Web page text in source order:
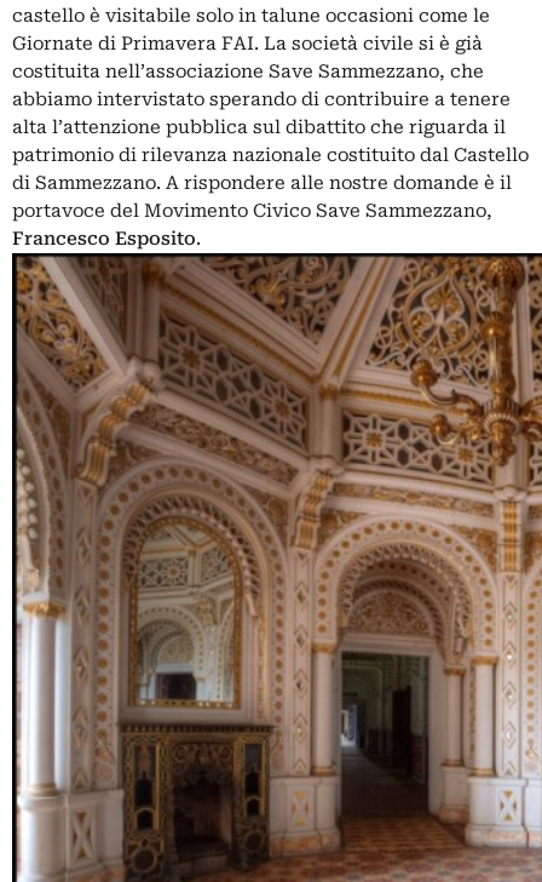
castello è visitabile solo in talune occasioni come le
Giornate di Primavera FAI. La società civile si è già
costituita nell’associazione Save Sammezzano, che
abbiamo intervistato sperando di contribuire a tenere
alta l’attenzione pubblica sul dibattito che riguarda il
patrimonio di rilevanza nazionale costituito dal Castello
di Sammezzano. A rispondere alle nostre domande è il
portavoce del Movimento Civico Save Sammezzano,
Francesco Esposito.